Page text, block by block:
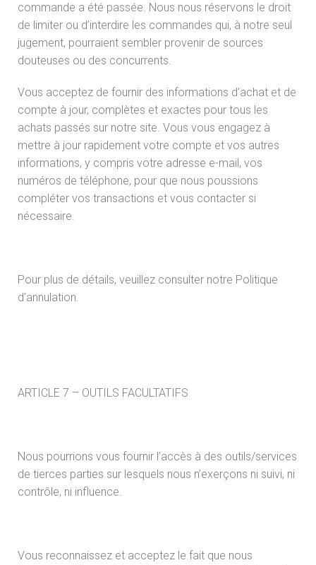
commande a été passée. Nous nous réservons le droit
de limiter ou d’interdire les commandes qui, à notre seul
jugement, pourraient sembler provenir de sources
douteuses ou des concurrents.
Vous acceptez de fournir des informations d’achat et de
compte à jour, complètes et exactes pour tous les
achats passés sur notre site. Vous vous engagez à
mettre à jour rapidement votre compte et vos autres
informations, y compris votre adresse e-mail, vos
numéros de téléphone, pour que nous poussions
compléter vos transactions et vous contacter si
nécessaire.
Pour plus de détails, veuillez consulter notre Politique
d’annulation.
ARTICLE 7 – OUTILS FACULTATIFS
Nous pourrions vous fournir l’accès à des outils/services
de tierces parties sur lesquels nous n’exerçons ni suivi, ni
contrôle, ni influence.
Vous reconnaissez et acceptez le fait que nous